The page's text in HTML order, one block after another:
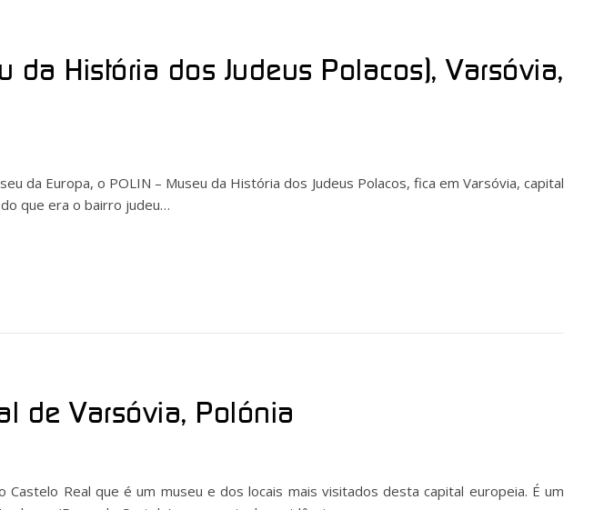
da História dos Judeus Polacos), Varsóvia,
da Europa, o POLIN – Museu da História dos Judeus Polacos, fica em Varsóvia, capital
que era o bairro judeu…
de Varsóvia, Polónia
Castelo Real que é um museu e dos locais mais visitados desta capital europeia. É um